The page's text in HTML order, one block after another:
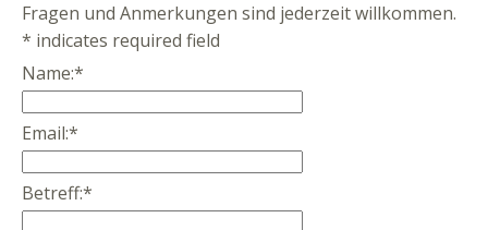
Fragen und Anmerkungen sind jederzeit willkommen.
* indicates required field
Name:*
Email:*
Betreff:*